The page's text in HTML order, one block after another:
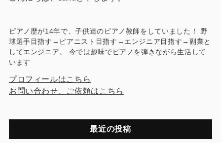
ピアノ歴が14年で、子供達のピアノ教師をしていました！ 野
球選手目指す→ピアニスト目指す→エンジニア目指す→副業と
してエンジニア。 今では趣味でピアノを弾きながら生活して
います
プロフィールはこちら
お問い合わせ、ご依頼はこちら
最近の投稿